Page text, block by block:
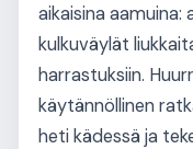
aikaisina aamuina:
kulkuväylät
harrastuksiin.
käytännöllinen
heti kädessä ja